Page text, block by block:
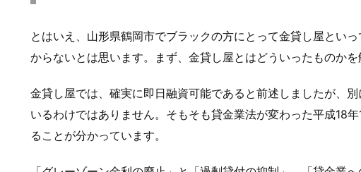
とはいえ、山形県鶴岡市でブラックの方にとって金貸し屋とい
からないとは思います。まず、金貸し屋とはどういったものかを
金貸し屋では、確実に即日融資可能であると前述しましたが、
いるわけではありません。そもそも貸金業法が変わった平成18年
ることが分かっています。